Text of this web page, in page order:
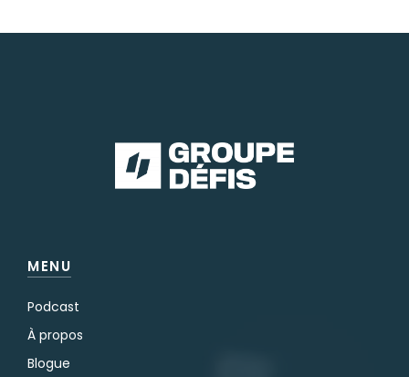
MENU
Podcast
À propos
Blogue